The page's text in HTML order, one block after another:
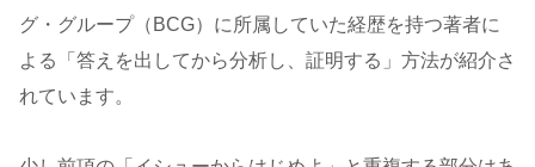
グ・グループ（BCG）に所属していた経歴を持つ著者に
よる「答えを出してから分析し、証明する」方法が紹介さ
れています。